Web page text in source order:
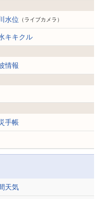
水位 （ライブカメラ）
キキクル
情報
手帳
天気